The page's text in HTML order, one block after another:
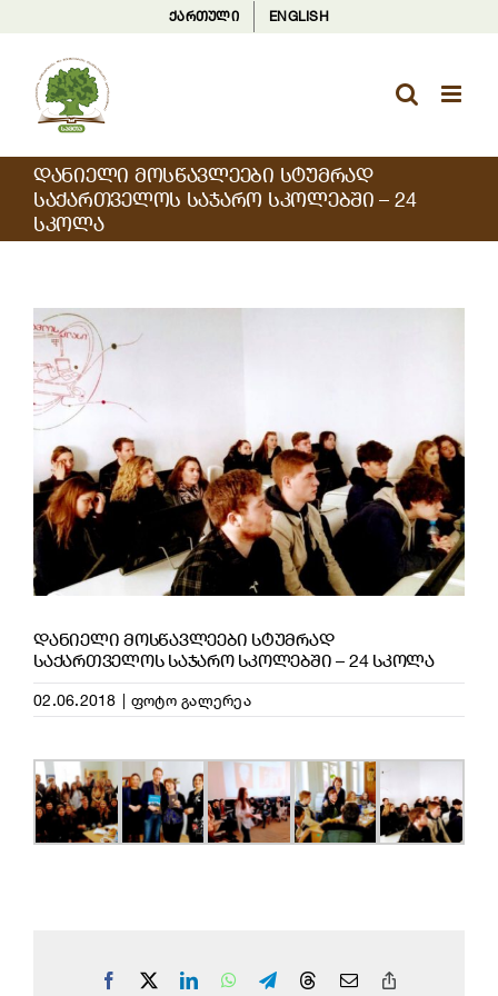
to
content
ქართული ENGLISH
ᲓᲐᲜᲘᲔᲚᲘ ᲛᲝᲡᲬᲐᲕᲚᲔᲔᲑᲘ ᲡᲢᲣᲛᲠᲐᲓ
ᲡᲐᲥᲐᲠᲗᲕᲔᲚᲝᲡ ᲡᲐᲯᲐᲠᲝ ᲡᲙᲝᲚᲔᲑᲨᲘ – 24
ᲡᲙᲝᲚᲐ
View
Larger
Image
ᲓᲐᲜᲘᲔᲚᲘ ᲛᲝᲡᲬᲐᲕᲚᲔᲔᲑᲘ ᲡᲢᲣᲛᲠᲐᲓ
ᲡᲐᲥᲐᲠᲗᲕᲔᲚᲝᲡ ᲡᲐᲯᲐᲠᲝ ᲡᲙᲝᲚᲔᲑᲨᲘ – 24 ᲡᲙᲝᲚᲐ
02.06.2018 | ფოტო გალერეა
Facebook LinkedInWhatsApp
TelegramThreadsEmail